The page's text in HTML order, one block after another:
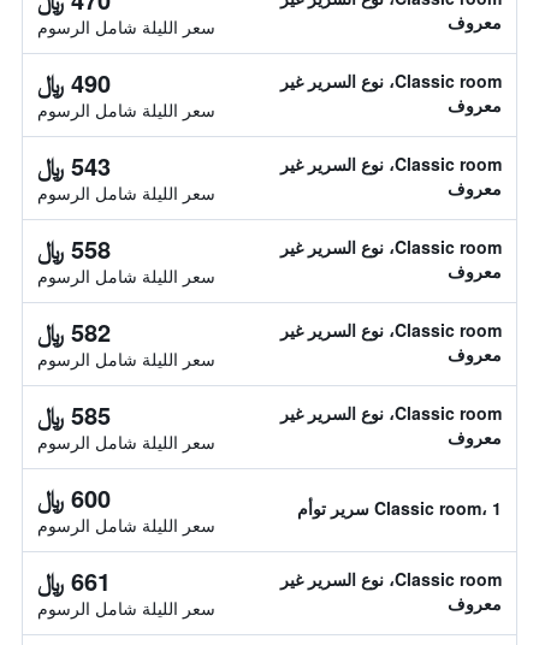
معروف
سعر الليلة شامل الرسوم
Classic room، نوع السرير غير
معروف
490 ﷼
سعر الليلة شامل الرسوم
Classic room، نوع السرير غير
معروف
543 ﷼
سعر الليلة شامل الرسوم
Classic room، نوع السرير غير
معروف
558 ﷼
سعر الليلة شامل الرسوم
Classic room، نوع السرير غير
معروف
582 ﷼
سعر الليلة شامل الرسوم
Classic room، نوع السرير غير
معروف
585 ﷼
سعر الليلة شامل الرسوم
Classic room، 1 سرير توأم 600 ﷼
سعر الليلة شامل الرسوم
Classic room، نوع السرير غير
معروف
661 ﷼
سعر الليلة شامل الرسوم